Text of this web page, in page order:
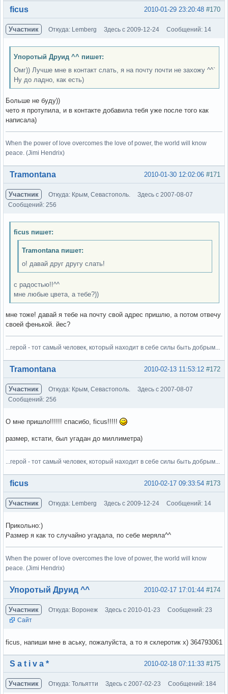
Вне форума #170
2010-01-29 23:20:48
ficus
Участник Откуда: Lemberg Здесь с 2009-12-24 Сообщений: 14
Упоротый Друид ^^ пишет:
Омг)) Лучше мне в контакт слать, я на почту почти не захожу ^^`
Ну до ладно, как есть)
Больше не буду))
чето я протупила, и в контакте добавила тебя уже после того как
написала)
When the power of love overcomes the love of power, the world will know
peace. (Jimi Hendrix)
Вне форума #171
2010-01-30 12:02:06
Tramontana
Участник Откуда: Крым, Севастополь.
Здесь с 2007-08-07
Сообщений: 256
ficus пишет:
Tramontana пишет:
о! давай друг другу слать!
с радостью!!^^
мне любые цвета, а тебе?))
мне тоже! давай я тебе на почту свой адрес пришлю, а потом отвечу
своей фенькой. йес?
...герой - тот самый человек, который находит в себе силы быть добрым...
Вне форума #172
2010-02-13 11:53:12
Tramontana
Участник Откуда: Крым, Севастополь.
Здесь с 2007-08-07
Сообщений: 256
О мне пришло!!!!!! спасибо, ficus!!!!!
размер, кстати, был угадан до миллиметра)
...герой - тот самый человек, который находит в себе силы быть добрым...
Вне форума #173
2010-02-17 09:33:54
ficus
Участник Откуда: Lemberg Здесь с 2009-12-24 Сообщений: 14
Прикольно:)
Размер я как то случайно угадала, по себе меряла^^
When the power of love overcomes the love of power, the world will know
peace. (Jimi Hendrix)
Вне форума #174
2010-02-17 17:01:44
Упоротый Друид ^^
Участник Откуда: Воронеж Здесь с 2010-01-23
Сообщений: 23
Сайт
ficus, напиши мне в аську, пожалуйста, а то я склеротик х) 364793061
Вне форума #175
2010-02-18 07:11:33
S a t i v a *
Участник Откуда: Тольятти Здесь с 2007-02-23 Сообщений: 184